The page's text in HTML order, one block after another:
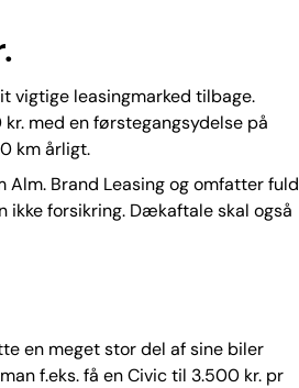
vigtige leasingmarked tilbage.
med en førstegangsydelse på
km årligt.
Alm. Brand Leasing og omfatter fuld
forsikring. Dækaftale skal også
en meget stor del af sine biler
f.eks. få en Civic til 3.500 kr. pr